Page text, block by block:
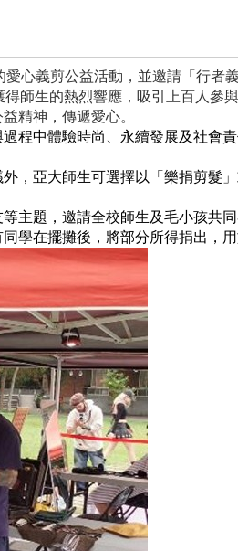
心義剪公益活動，並邀請「行者
師生的熱烈響應，吸引上百人參
精神，傳遞愛心。
程中體驗時尚、永續發展及社會
，亞大師生可選擇以「樂捐剪髮
主題，邀請全校師生及毛小孩共
學在擺攤後，將部分所得捐出，用